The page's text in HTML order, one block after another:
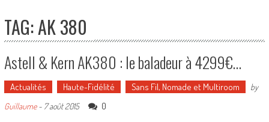
TAG: AK 380
Astell & Kern AK380 : le baladeur à 4299€…
Actualités Haute-Fidélité Sans Fil, Nomade et Multiroom
by
Guillaume- 7 août 2015 0